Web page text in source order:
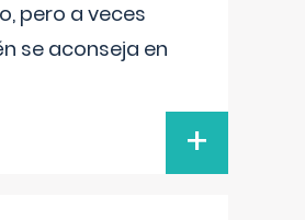
pero a veces
se aconseja en
+